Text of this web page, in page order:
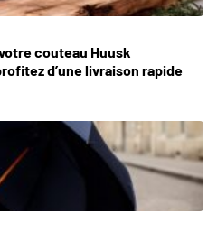
couteau Huusk
d’une livraison rapide